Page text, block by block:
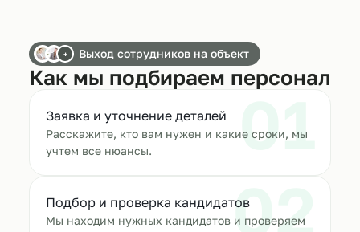
+ Выход сотрудников на объект
Как мы подбираем персонал
01
Заявка и уточнение деталей
Расскажите, кто вам нужен и какие сроки, мы
учтем все нюансы.
02
Подбор и проверка кандидатов
Мы находим нужных кандидатов и проверяем